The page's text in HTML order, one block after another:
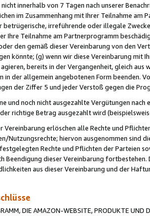
innerhalb von 7 Tagen nach unserer
im Zusammenhang mit Ihrer Teilnahme am
irreführende oder illegale
Ihre Teilnahme am Partnerprogramm
den gemäß dieser Vereinbarung von den
könnte; (g) wenn wir diese Vereinbarung mit
bereits in der Vergangenheit, gleich
in der allgemein angebotenen Form beenden.
der Ziffer 5 und jeder Verstoß gegen die
und noch nicht ausgezahlte Vergütungen
richtige Betrag ausgezahlt wird
Vereinbarung erlöschen alle Rechte und
Nutzungsrechte; hiervon ausgenommen sind
Rechte und Pflichten der Parteien
Beendigung dieser Vereinbarung
aus dieser Vereinbarung und der
DIE AMAZON-WEBSITE, PRODUKTE UND